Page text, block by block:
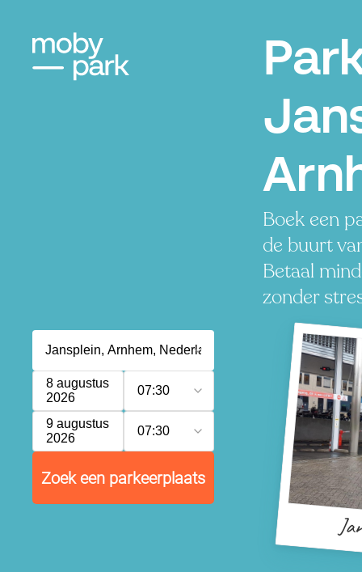
Boek een
de buurt
Betaal
zonder
8 augustus
2026
07:30
9 augustus
2026
07:30
Zoek een parkeerplaats